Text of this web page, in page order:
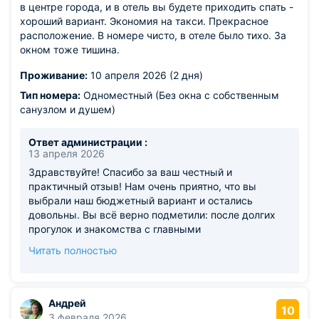
моменты. Позвольте уточнить: мы не гостиница, а
Апартаменты. И нам особенно ценно, что вы
оценили внимательное отношение наших
сотрудников к своим обязанностям. Они
идеальным в каждой детали: от свежего белья до
чистоты в общих зонах. Вы теперь в числе наших
желанных гостей. Будем рады видеть вас снова — в
благодарностью, Команда Rushinkzn
в центре города, и в отель вы будете приходить спать -
хороший вариант. Экономия на такси. Прекрасное
расположение. В номере чисто, в отеле было тихо. За
окном тоже тишина.
Проживание: 10 апреля 2026 (2 дня)
Тип номера: Одноместный (Без окна с собственным
санузлом и душем)
Ответ администрации :
13 апреля 2026
Здравствуйте! Спасибо за ваш честный и
практичный отзыв! Нам очень приятно, что вы
выбрали наш бюджетный вариант и остались
довольны. Вы всё верно подметили: после долгих
прогулок и знакомства с главными
вернуться в тихие, чистые Апартаменты, которые
из главных наших преимуществ — это локация, и вы
её точно оценили. Рады, что в номере было чисто, а
Читать полностью
Андрей
10